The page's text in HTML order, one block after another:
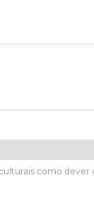
como dever